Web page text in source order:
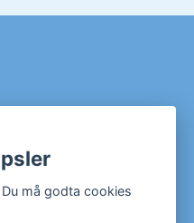
må godta cookies